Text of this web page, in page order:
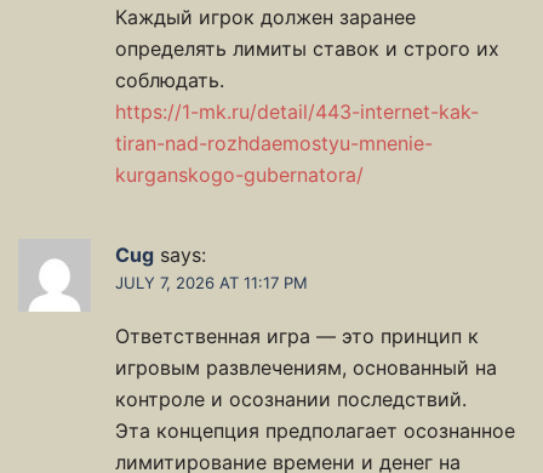
Каждый игрок должен заранее
определять лимиты ставок и строго их
соблюдать.
https://1-mk.ru/detail/443-internet-kak-
tiran-nad-rozhdaemostyu-mnenie-
kurganskogo-gubernatora/
Cug says:
JULY 7, 2026 AT 11:17 PM
Ответственная игра — это принцип к
игровым развлечениям, основанный на
контроле и осознании последствий.
Эта концепция предполагает осознанное
лимитирование времени и денег на